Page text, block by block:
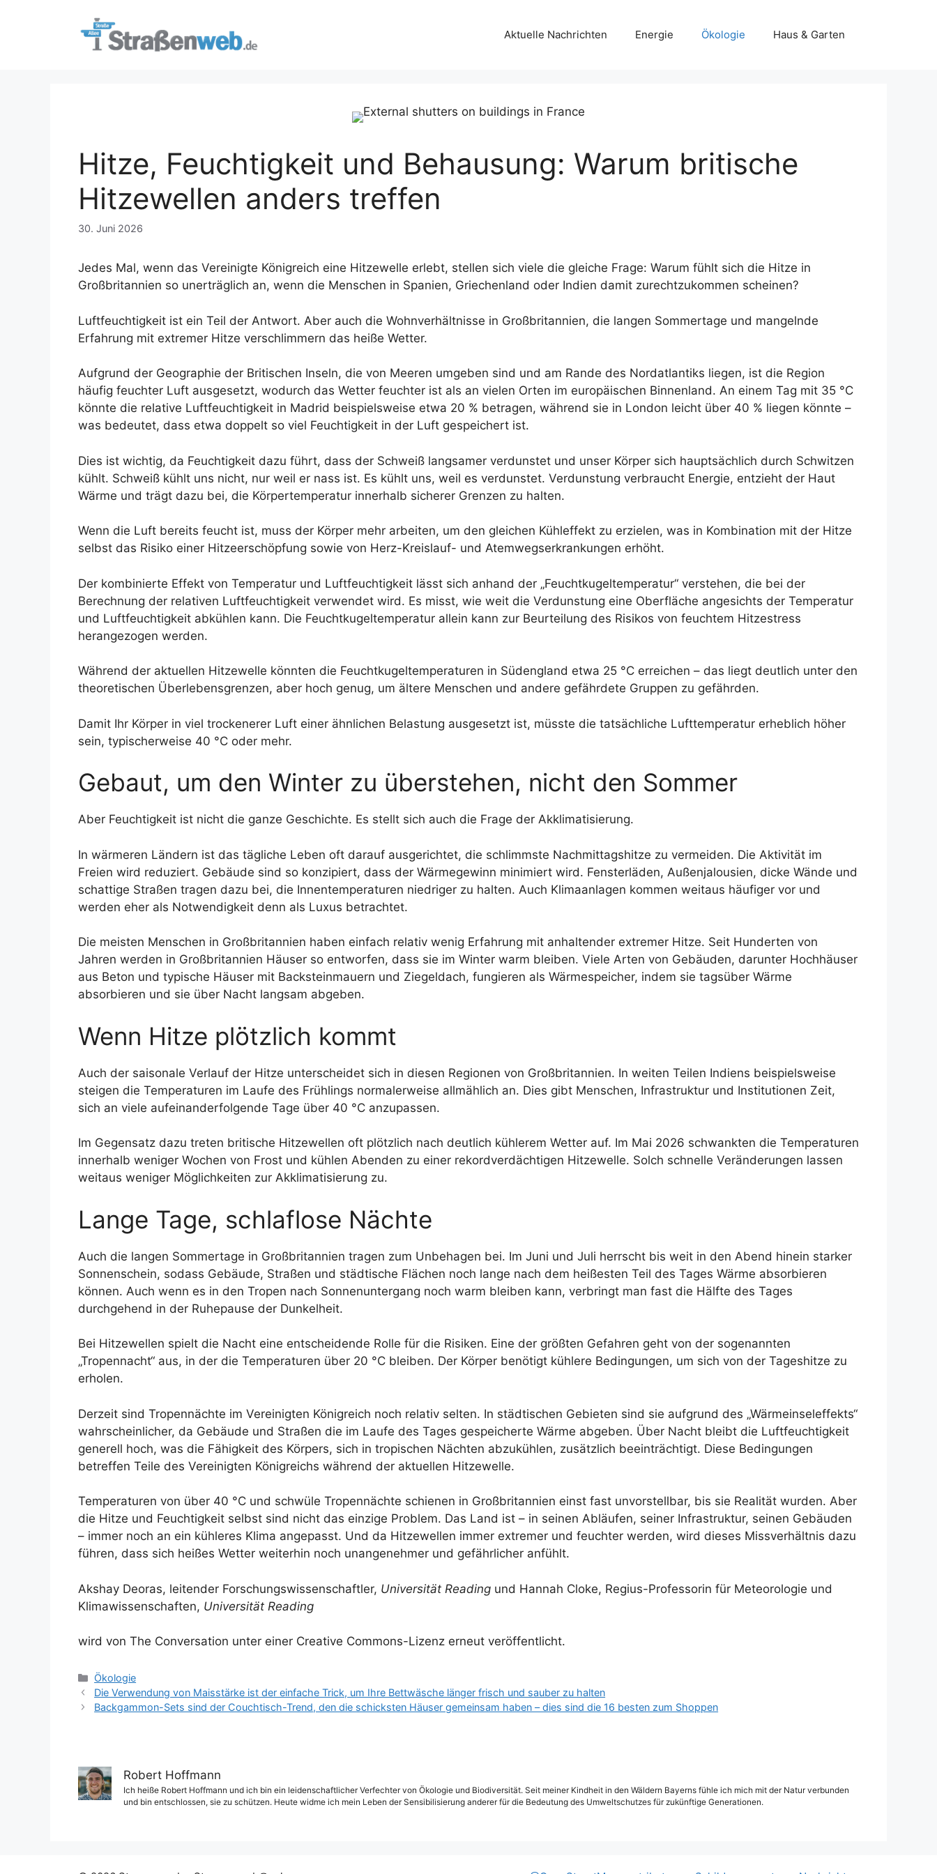
Aktuelle Nachrichten Energie Ökologie Haus & Garten
Hitze, Feuchtigkeit und Behausung: Warum britische
Hitzewellen anders treffen
30. Juni 2026
Jedes Mal, wenn das Vereinigte Königreich eine Hitzewelle erlebt, stellen sich viele die gleiche Frage: Warum fühlt sich die Hitze in
Großbritannien so unerträglich an, wenn die Menschen in Spanien, Griechenland oder Indien damit zurechtzukommen scheinen?
Luftfeuchtigkeit ist ein Teil der Antwort. Aber auch die Wohnverhältnisse in Großbritannien, die langen Sommertage und mangelnde
Erfahrung mit extremer Hitze verschlimmern das heiße Wetter.
Aufgrund der Geographie der Britischen Inseln, die von Meeren umgeben sind und am Rande des Nordatlantiks liegen, ist die Region
häufig feuchter Luft ausgesetzt, wodurch das Wetter feuchter ist als an vielen Orten im europäischen Binnenland. An einem Tag mit 35 °C
könnte die relative Luftfeuchtigkeit in Madrid beispielsweise etwa 20 % betragen, während sie in London leicht über 40 % liegen könnte –
was bedeutet, dass etwa doppelt so viel Feuchtigkeit in der Luft gespeichert ist.
Dies ist wichtig, da Feuchtigkeit dazu führt, dass der Schweiß langsamer verdunstet und unser Körper sich hauptsächlich durch Schwitzen
kühlt. Schweiß kühlt uns nicht, nur weil er nass ist. Es kühlt uns, weil es verdunstet. Verdunstung verbraucht Energie, entzieht der Haut
Wärme und trägt dazu bei, die Körpertemperatur innerhalb sicherer Grenzen zu halten.
Wenn die Luft bereits feucht ist, muss der Körper mehr arbeiten, um den gleichen Kühleffekt zu erzielen, was in Kombination mit der Hitze
selbst das Risiko einer Hitzeerschöpfung sowie von Herz-Kreislauf- und Atemwegserkrankungen erhöht.
Der kombinierte Effekt von Temperatur und Luftfeuchtigkeit lässt sich anhand der „Feuchtkugeltemperatur“ verstehen, die bei der
Berechnung der relativen Luftfeuchtigkeit verwendet wird. Es misst, wie weit die Verdunstung eine Oberfläche angesichts der Temperatur
und Luftfeuchtigkeit abkühlen kann. Die Feuchtkugeltemperatur allein kann zur Beurteilung des Risikos von feuchtem Hitzestress
herangezogen werden.
Während der aktuellen Hitzewelle könnten die Feuchtkugeltemperaturen in Südengland etwa 25 °C erreichen – das liegt deutlich unter den
theoretischen Überlebensgrenzen, aber hoch genug, um ältere Menschen und andere gefährdete Gruppen zu gefährden.
Damit Ihr Körper in viel trockenerer Luft einer ähnlichen Belastung ausgesetzt ist, müsste die tatsächliche Lufttemperatur erheblich höher
sein, typischerweise 40 °C oder mehr.
Gebaut, um den Winter zu überstehen, nicht den Sommer
Aber Feuchtigkeit ist nicht die ganze Geschichte. Es stellt sich auch die Frage der Akklimatisierung.
In wärmeren Ländern ist das tägliche Leben oft darauf ausgerichtet, die schlimmste Nachmittagshitze zu vermeiden. Die Aktivität im
Freien wird reduziert. Gebäude sind so konzipiert, dass der Wärmegewinn minimiert wird. Fensterläden, Außenjalousien, dicke Wände und
schattige Straßen tragen dazu bei, die Innentemperaturen niedriger zu halten. Auch Klimaanlagen kommen weitaus häufiger vor und
werden eher als Notwendigkeit denn als Luxus betrachtet.
Die meisten Menschen in Großbritannien haben einfach relativ wenig Erfahrung mit anhaltender extremer Hitze. Seit Hunderten von
Jahren werden in Großbritannien Häuser so entworfen, dass sie im Winter warm bleiben. Viele Arten von Gebäuden, darunter Hochhäuser
aus Beton und typische Häuser mit Backsteinmauern und Ziegeldach, fungieren als Wärmespeicher, indem sie tagsüber Wärme
absorbieren und sie über Nacht langsam abgeben.
Wenn Hitze plötzlich kommt
Auch der saisonale Verlauf der Hitze unterscheidet sich in diesen Regionen von Großbritannien. In weiten Teilen Indiens beispielsweise
steigen die Temperaturen im Laufe des Frühlings normalerweise allmählich an. Dies gibt Menschen, Infrastruktur und Institutionen Zeit,
sich an viele aufeinanderfolgende Tage über 40 °C anzupassen.
Im Gegensatz dazu treten britische Hitzewellen oft plötzlich nach deutlich kühlerem Wetter auf. Im Mai 2026 schwankten die Temperaturen
innerhalb weniger Wochen von Frost und kühlen Abenden zu einer rekordverdächtigen Hitzewelle. Solch schnelle Veränderungen lassen
weitaus weniger Möglichkeiten zur Akklimatisierung zu.
Lange Tage, schlaflose Nächte
Auch die langen Sommertage in Großbritannien tragen zum Unbehagen bei. Im Juni und Juli herrscht bis weit in den Abend hinein starker
Sonnenschein, sodass Gebäude, Straßen und städtische Flächen noch lange nach dem heißesten Teil des Tages Wärme absorbieren
können. Auch wenn es in den Tropen nach Sonnenuntergang noch warm bleiben kann, verbringt man fast die Hälfte des Tages
durchgehend in der Ruhepause der Dunkelheit.
Bei Hitzewellen spielt die Nacht eine entscheidende Rolle für die Risiken. Eine der größten Gefahren geht von der sogenannten
„Tropennacht“ aus, in der die Temperaturen über 20 °C bleiben. Der Körper benötigt kühlere Bedingungen, um sich von der Tageshitze zu
erholen.
Derzeit sind Tropennächte im Vereinigten Königreich noch relativ selten. In städtischen Gebieten sind sie aufgrund des „Wärmeinseleffekts“
wahrscheinlicher, da Gebäude und Straßen die im Laufe des Tages gespeicherte Wärme abgeben. Über Nacht bleibt die Luftfeuchtigkeit
generell hoch, was die Fähigkeit des Körpers, sich in tropischen Nächten abzukühlen, zusätzlich beeinträchtigt. Diese Bedingungen
betreffen Teile des Vereinigten Königreichs während der aktuellen Hitzewelle.
Temperaturen von über 40 °C und schwüle Tropennächte schienen in Großbritannien einst fast unvorstellbar, bis sie Realität wurden. Aber
die Hitze und Feuchtigkeit selbst sind nicht das einzige Problem. Das Land ist – in seinen Abläufen, seiner Infrastruktur, seinen Gebäuden
– immer noch an ein kühleres Klima angepasst. Und da Hitzewellen immer extremer und feuchter werden, wird dieses Missverhältnis dazu
führen, dass sich heißes Wetter weiterhin noch unangenehmer und gefährlicher anfühlt.
Akshay Deoras, leitender Forschungswissenschaftler, Universität Reading und Hannah Cloke, Regius-Professorin für Meteorologie und
Klimawissenschaften, Universität Reading
wird von The Conversation unter einer Creative Commons-Lizenz erneut veröffentlicht.
Kategorien
Ökologie
Die Verwendung von Maisstärke ist der einfache Trick, um Ihre Bettwäsche länger frisch und sauber zu halten
Backgammon-Sets sind der Couchtisch-Trend, den die schicksten Häuser gemeinsam haben – dies sind die 16 besten zum Shoppen
Robert Hoffmann
Ich heiße Robert Hoffmann und ich bin ein leidenschaftlicher Verfechter von Ökologie und Biodiversität. Seit meiner Kindheit in den Wäldern Bayerns fühle ich mich mit der Natur verbunden
und bin entschlossen, sie zu schützen. Heute widme ich mein Leben der Sensibilisierung anderer für die Bedeutung des Umweltschutzes für zukünftige Generationen.